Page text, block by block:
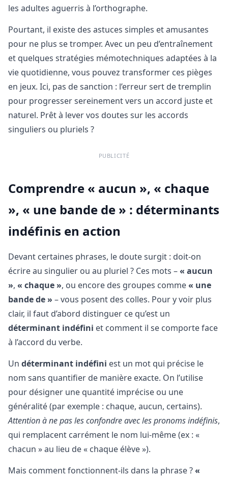
les adultes aguerris à l’orthographe.
Pourtant, il existe des astuces simples et amusantes
pour ne plus se tromper. Avec un peu d’entraînement
et quelques stratégies mémotechniques adaptées à la
vie quotidienne, vous pouvez transformer ces pièges
en jeux. Ici, pas de sanction : l’erreur sert de tremplin
pour progresser sereinement vers un accord juste et
naturel. Prêt à lever vos doutes sur les accords
singuliers ou pluriels ?
PUBLICITÉ
Comprendre « aucun », « chaque
», « une bande de » : déterminants
indéfinis en action
Devant certaines phrases, le doute surgit : doit-on
écrire au singulier ou au pluriel ? Ces mots –« aucun
», « chaque », ou encore des groupes comme« une
bande de » – vous posent des colles. Pour y voir plus
clair, il faut d’abord distinguer ce qu’est un
déterminant indéfini et comment il se comporte face
à l’accord du verbe.
Un déterminant indéfini est un mot qui précise le
nom sans quantifier de manière exacte. On l’utilise
pour désigner une quantité imprécise ou une
généralité (par exemple : chaque, aucun, certains).
Attention à ne pas les confondre avec les pronoms indéfinis,
qui remplacent carrément le nom lui-même (ex : «
chacun » au lieu de « chaque élève »).
Mais comment fonctionnent-ils dans la phrase ?«